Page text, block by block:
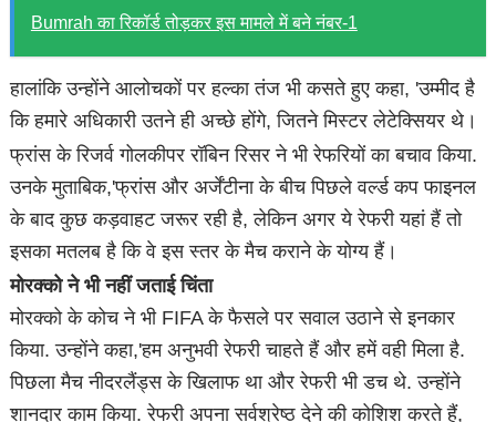
Bumrah का रिकॉर्ड तोड़कर इस मामले में बने नंबर-1
हालांकि उन्होंने आलोचकों पर हल्का तंज भी कसते हुए कहा, 'उम्मीद है
कि हमारे अधिकारी उतने ही अच्छे होंगे, जितने मिस्टर लेटेक्सियर थे।
फ्रांस के रिजर्व गोलकीपर रॉबिन रिसर ने भी रेफरियों का बचाव किया.
उनके मुताबिक,'फ्रांस और अर्जेंटीना के बीच पिछले वर्ल्ड कप फाइनल
के बाद कुछ कड़वाहट जरूर रही है, लेकिन अगर ये रेफरी यहां हैं तो
इसका मतलब है कि वे इस स्तर के मैच कराने के योग्य हैं।
मोरक्को ने भी नहीं जताई चिंता
मोरक्को के कोच ने भी FIFA के फैसले पर सवाल उठाने से इनकार
किया. उन्होंने कहा,'हम अनुभवी रेफरी चाहते हैं और हमें वही मिला है.
पिछला मैच नीदरलैंड्स के खिलाफ था और रेफरी भी डच थे. उन्होंने
शानदार काम किया. रेफरी अपना सर्वश्रेष्ठ देने की कोशिश करते हैं,